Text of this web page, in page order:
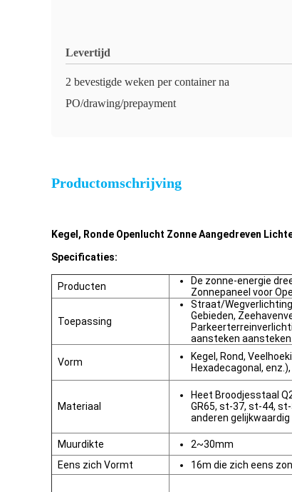
Levertijd
2 bevestigde weken per container na
PO/drawing/prepayment
Productomschrijving
Kegel, Ronde Openlucht Zonne Aangedreven
Specificaties:
Producten
De zonne-energie
Zonnepaneel voor
Toepassing
Straat/
Gebieden,
aansteken aansteken.
Vorm
Kegel, Rond,
Hexadecagonal,
Materiaal
Heet Broodjesstaal
GR65, st-37, st-44, st-
anderen
Muurdikte
2~30mm
Eens zich Vormt
16m die zich eens